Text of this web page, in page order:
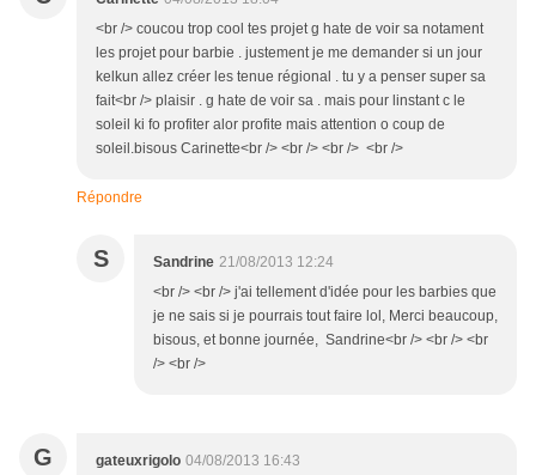
<br /> coucou trop cool tes projet g hate de voir sa notament
les projet pour barbie . justement je me demander si un jour
kelkun allez créer les tenue régional . tu y a penser super sa
fait<br /> plaisir . g hate de voir sa . mais pour linstant c le
soleil ki fo profiter alor profite mais attention o coup de
soleil.bisous Carinette<br /> <br /> <br /> <br />
Répondre
S Sandrine 21/08/2013 12:24
<br /> <br /> j'ai tellement d'idée pour les barbies que
je ne sais si je pourrais tout faire lol, Merci beaucoup,
bisous, et bonne journée, Sandrine<br /> <br /> <br
/> <br />
G gateuxrigolo 04/08/2013 16:43